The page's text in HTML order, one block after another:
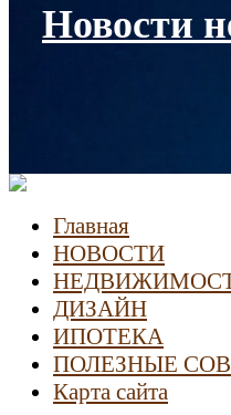
Новости
Главная
НОВОСТИ
ДИЗАЙН
ИПОТЕКА
ПОЛЕЗНЫЕ
Карта сайта